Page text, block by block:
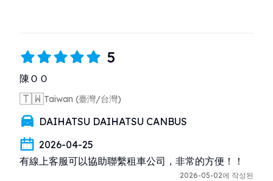
5
陳ＯＯ
🇹🇼Taiwan (臺灣/台灣)
DAIHATSU DAIHATSU CANBUS
2026-04-25
有線上客服可以協助聯繫租車公司，非常的方便！！
2026-05-02에 작성된